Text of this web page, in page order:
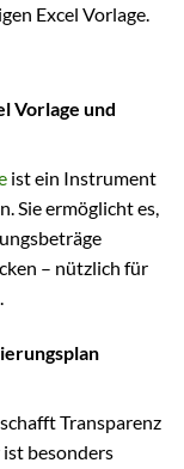
Excel Vorlage.
Vorlage und
ist ein Instrument
Sie ermöglicht es,
– nützlich für
Transparenz
besonders